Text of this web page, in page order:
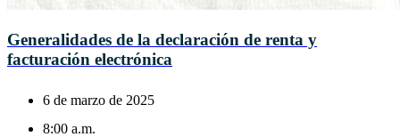
Generalidades de la declaración de renta y
facturación electrónica
6 de marzo de 2025
8:00 a.m.